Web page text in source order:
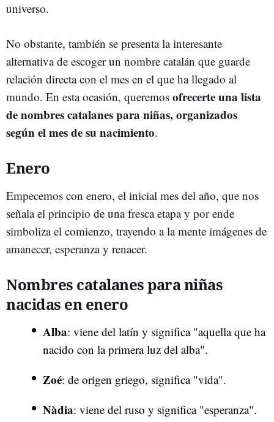
universo.
No obstante, también se presenta la interesante
alternativa de escoger un nombre catalán que guarde
relación directa con el mes en el que ha llegado al
mundo. En esta ocasión, queremos ofrecerte una lista
de nombres catalanes para niñas, organizados
según el mes de su nacimiento.
Enero
Empecemos con enero, el inicial mes del año, que nos
señala el principio de una fresca etapa y por ende
simboliza el comienzo, trayendo a la mente imágenes de
amanecer, esperanza y renacer.
Nombres catalanes para niñas
nacidas en enero
Alba: viene del latín y significa "aquella que ha
nacido con la primera luz del alba".
Zoé: de origen griego, significa "vida".
Nàdia: viene del ruso y significa "esperanza".